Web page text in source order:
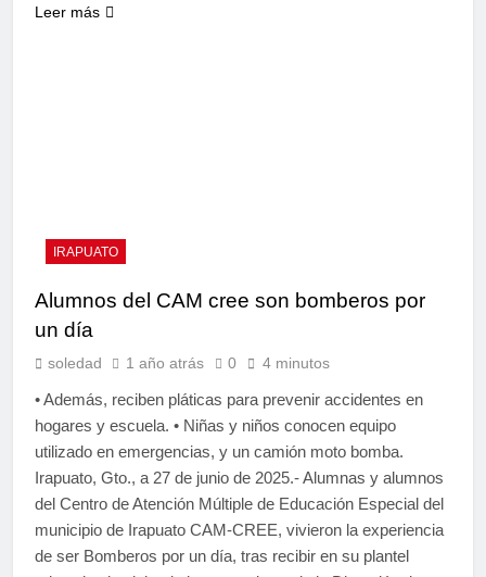
Leer más
IRAPUATO
Alumnos del CAM cree son bomberos por
un día
soledad 1 año atrás 0 4 minutos
• Además, reciben pláticas para prevenir accidentes en
hogares y escuela. • Niñas y niños conocen equipo
utilizado en emergencias, y un camión moto bomba.
Irapuato, Gto., a 27 de junio de 2025.- Alumnas y alumnos
del Centro de Atención Múltiple de Educación Especial del
municipio de Irapuato CAM-CREE, vivieron la experiencia
de ser Bomberos por un día, tras recibir en su plantel